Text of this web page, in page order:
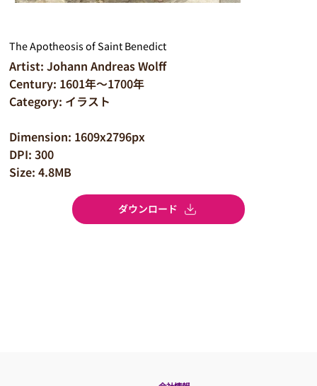
The Apotheosis of Saint Benedict
Artist: Johann Andreas Wolff
Century: 1601年～1700年
Category: イラスト
Dimension: 1609x2796px
DPI: 300
Size: 4.8MB
ダウンロード